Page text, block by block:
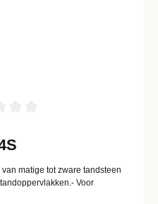
matige tot zware tandsteen
Voor